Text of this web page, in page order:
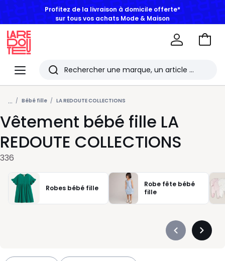
BONS PLANS | Jusqu'à -50% dès 2 articles*
Menu
Redoute
Rechercher
Les
derniers
articles
consultés
Aller
... Bébé fille LA REDOUTE COLLECTIONS
Vêtement bébé fille LA
REDOUTE COLLECTIONS
336
Robes bébé fille
Robe fête bébé
fille
Précédent